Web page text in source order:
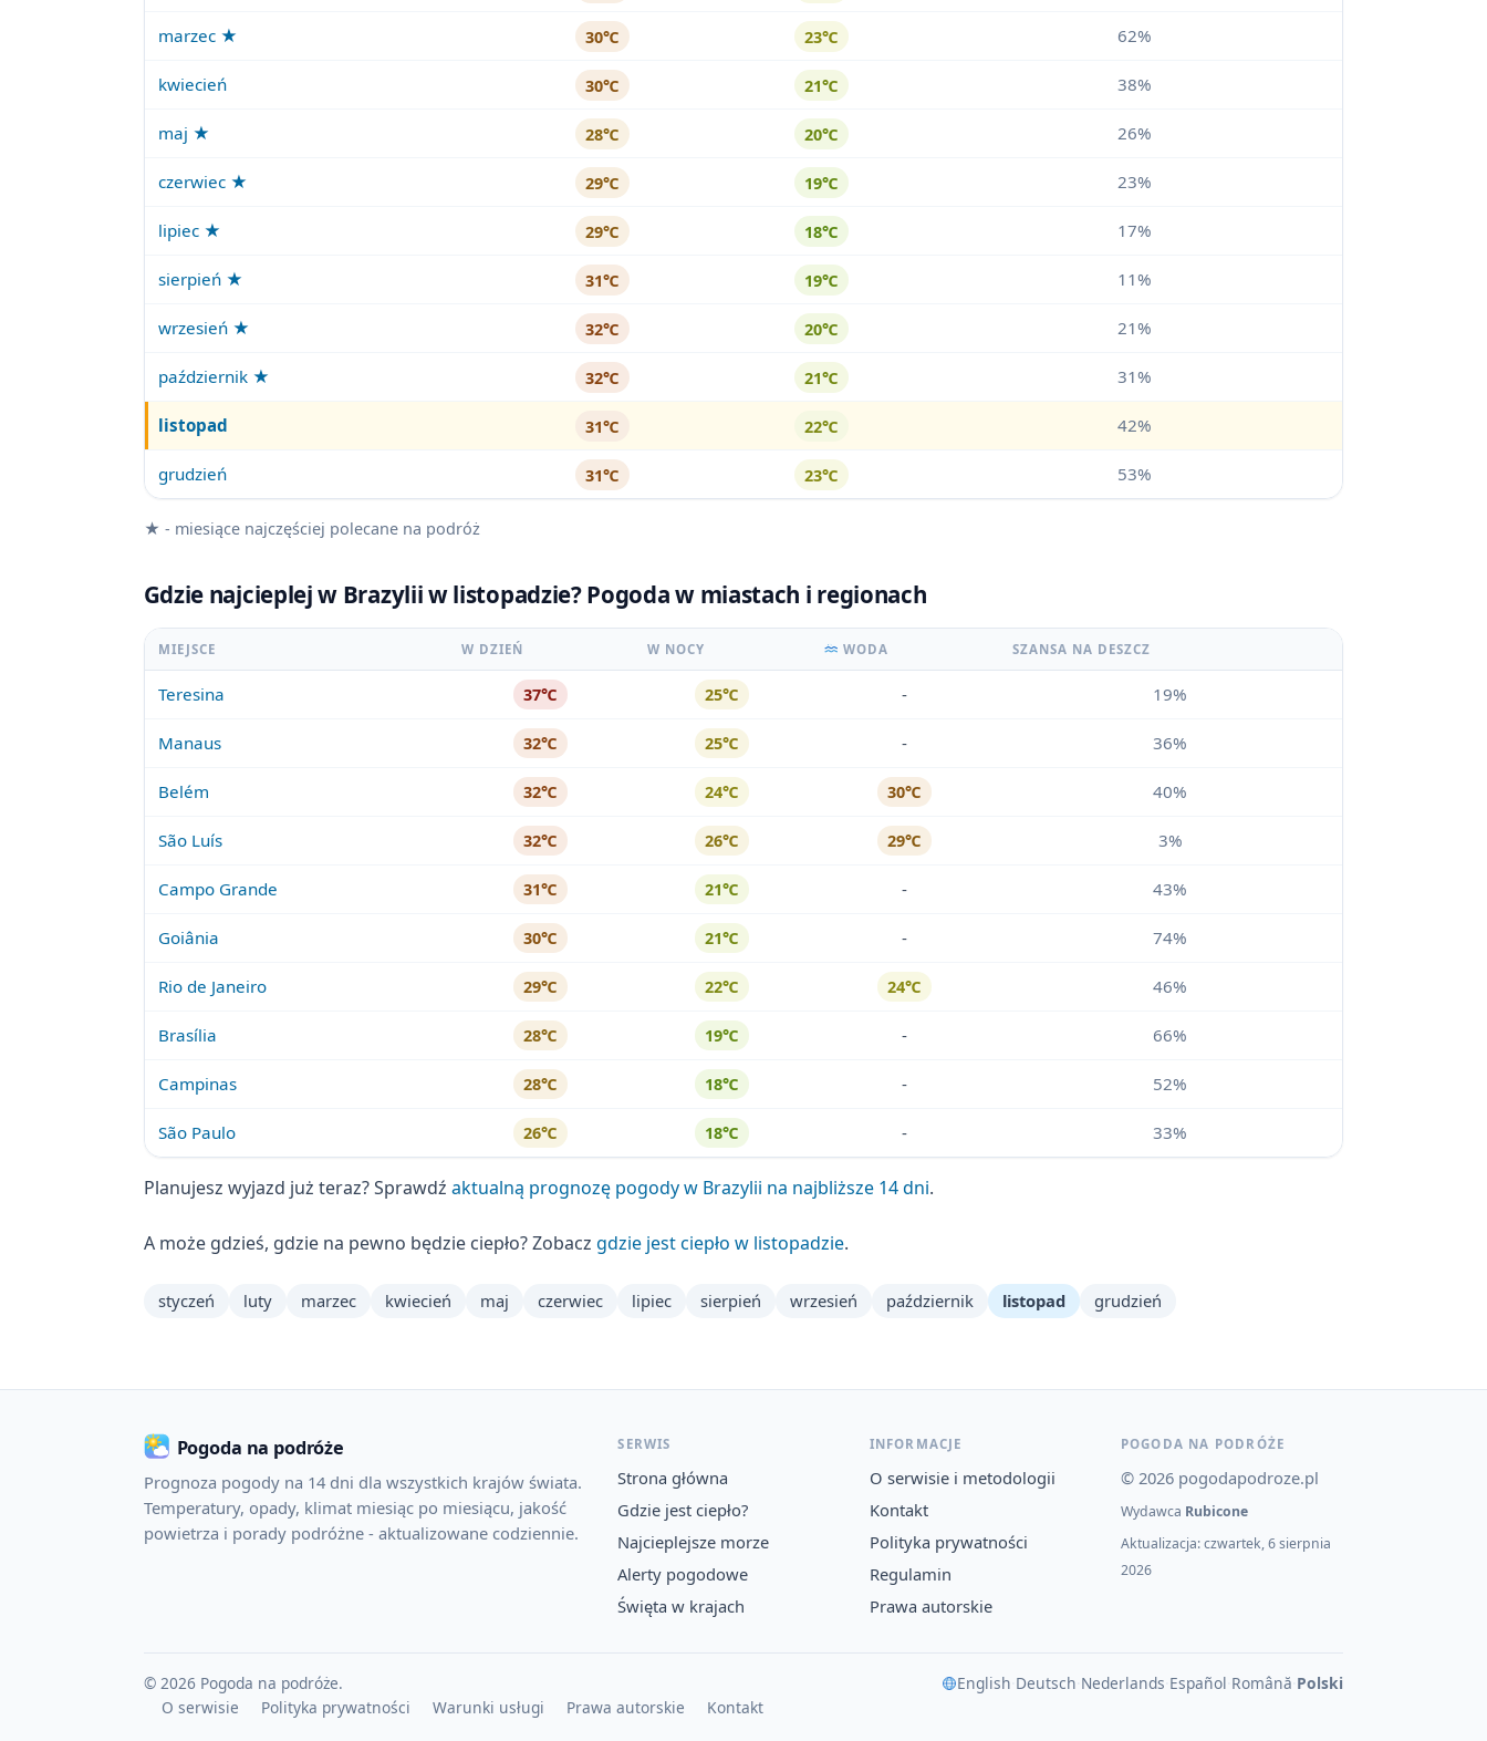
marzec ★ 30℃ 23℃ 62%
kwiecień 30℃ 21℃ 38%
maj ★ 28℃ 20℃ 26%
czerwiec ★ 29℃ 19℃ 23%
lipiec ★ 29℃ 18℃ 17%
sierpień ★ 31℃ 19℃ 11%
wrzesień ★ 32℃ 20℃ 21%
październik ★ 32℃ 21℃ 31%
listopad 31℃ 22℃ 42%
grudzień 31℃ 23℃ 53%
★ - miesiące najczęściej polecane na podróż
Gdzie najcieplej w Brazylii w listopadzie? Pogoda w miastach i regionach
MIEJSCE W DZIEŃ W NOCY WODA SZANSA NA DESZCZ
Teresina 37℃ 25℃ - 19%
Manaus 32℃ 25℃ - 36%
Belém 32℃ 24℃ 30℃ 40%
São Luís 32℃ 26℃ 29℃ 3%
Campo Grande 31℃ 21℃ - 43%
Goiânia 30℃ 21℃ - 74%
Rio de Janeiro 29℃ 22℃ 24℃ 46%
Brasília 28℃ 19℃ - 66%
Campinas 28℃ 18℃ - 52%
São Paulo 26℃ 18℃ - 33%
Planujesz wyjazd już teraz? Sprawdź aktualną prognozę pogody w Brazylii na najbliższe 14 dni.
A może gdzieś, gdzie na pewno będzie ciepło? Zobacz gdzie jest ciepło w listopadzie.
styczeń luty marzec kwiecień maj czerwiec lipiec sierpień wrzesień październik listopad grudzień
Pogoda na podróże
Prognoza pogody na 14 dni dla wszystkich krajów świata.
Temperatury, opady, klimat miesiąc po miesiącu, jakość
powietrza i porady podróżne - aktualizowane codziennie.
SERWIS
Strona główna
Gdzie jest ciepło?
Najcieplejsze morze
Alerty pogodowe
Święta w krajach
INFORMACJE
O serwisie i metodologii
Kontakt
Polityka prywatności
Regulamin
Prawa autorskie
POGODA NA PODRÓŻE
© 2026 pogodapodroze.pl
Wydawca Rubicone
Aktualizacja: czwartek, 6 sierpnia
2026
© 2026 Pogoda na podróże. English Deutsch Nederlands Español Română Polski
O serwisie
Polityka prywatności Warunki usługi Prawa autorskie Kontakt